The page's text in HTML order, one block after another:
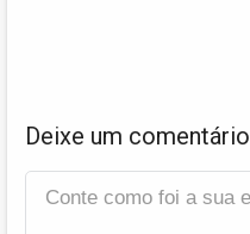
Deixe um comentário